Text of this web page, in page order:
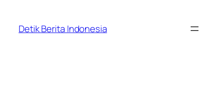
content
Detik Berita Indonesia